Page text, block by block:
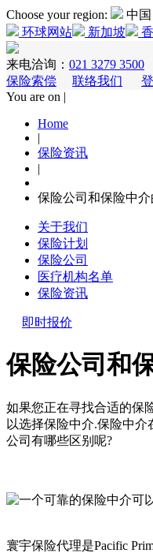
Choose your region:
中国
环球网站
新加坡
来电洽询： 021 3279 3500
保险索偿
联络我们
You are on |
Home
|
保险资讯
|
保险公司和保险中介
关于我们
保险计划
保险公司
医疗机构名单
保险资讯
即时报价
保险公司和
如果您正在寻找合适的保
以选择保险中介.保险中
公司有哪些区别呢?
寰宇保险代理是Pacific